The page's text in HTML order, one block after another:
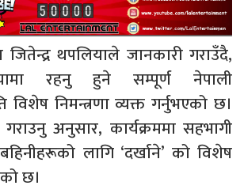
थपलियाले जानकारी गराउँदै,
रहनु हुने सम्पूर्ण नेपाली
विशेष निमन्त्रणा व्यक्त गर्नुभएको छ।
अनुसार, कार्यक्रममा सहभागी
लागि ‘दर्खाने’ को विशेष
छ।